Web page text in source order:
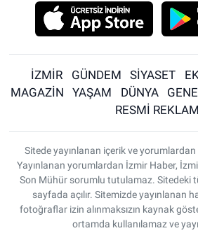
İZMİR GÜNDEM SİYASET
MAGAZİN
YAŞAM DÜNYA
RESMİ REKLAM
Sitede yayınlanan içerik ve
Yayınlanan yorumlardan İzmir Haber,
Son Mühür sorumlu tutulamaz. Sitedeki
sayfada açılır. Sitemizde yayınlanan
fotoğraflar izin alınmaksızın kaynak
ortamda kullanılamaz ve